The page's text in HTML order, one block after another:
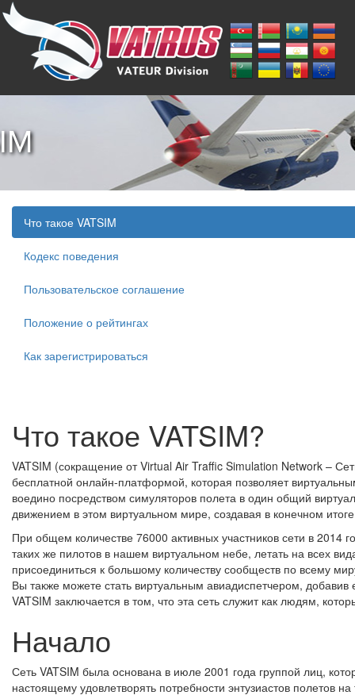
Что такое VATSIM
Кодекс поведения
Пользовательское соглашение
Положение о рейтингах
Как зарегистрироваться
Что такое VATSIM?
VATSIM (сокращение от Virtual Air Traffic Simulation Network –
бесплатной онлайн-платформой, которая позволяет
воедино посредством симуляторов полета в один общий
движением в этом виртуальном мире, создавая в конечном
При общем количестве 76000 активных участников сети в 2014
таких же пилотов в нашем виртуальном небе, летать на всех
присоединиться к большому количеству сообществ по всему
Вы также можете стать виртуальным авиадиспетчером,
VATSIM заключается в том, что эта сеть служит как людям,
Начало
Сеть VATSIM была основана в июле 2001 года группой лиц,
настоящему удовлетворять потребности энтузиастов полетов